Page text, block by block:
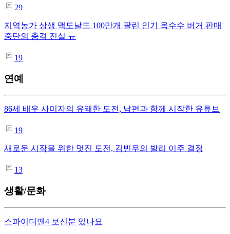
29
지역농가 상생 맥도날드 100만개 팔린 인기 옥수수 버거 판매
중단의 충격 진실 ㅠ
19
연예
86세 배우 사미자의 유쾌한 도전, 남편과 함께 시작한 유튜브
19
새로운 시작을 위한 멋진 도전, 김빈우의 발리 이주 결정
13
생활/문화
스파이더맨4 보신분 있나요